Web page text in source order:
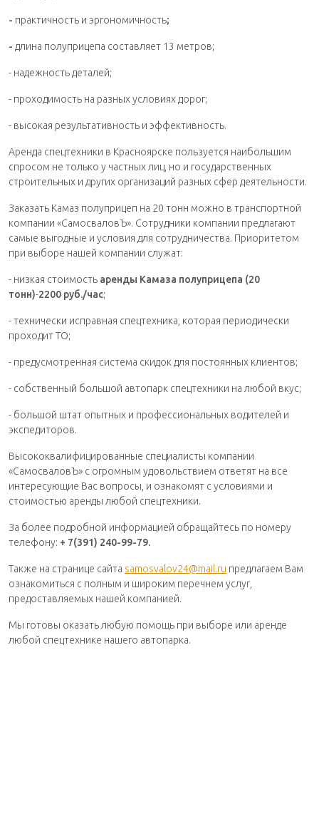
- практичность и эргономичность;
- длина полуприцепа составляет 13 метров;
- надежность деталей;
- проходимость на разных условиях дорог;
- высокая результативность и эффективность.
Аренда спецтехники в Красноярске пользуется наибольшим
спросом не только у частных лиц, но и государственных
строительных и других организаций разных сфер деятельности.
Заказать Камаз полуприцеп на 20 тонн можно в транспортной
компании «СамосваловЪ». Сотрудники компании предлагают
самые выгодные и условия для сотрудничества. Приоритетом
при выборе нашей компании служат:
- низкая стоимость аренды Камаза полуприцепа (20
тонн)-2200 руб./час;
- технически исправная спецтехника, которая периодически
проходит ТО;
- предусмотренная система скидок для постоянных клиентов;
- собственный большой автопарк спецтехники на любой вкус;
- большой штат опытных и профессиональных водителей и
экспедиторов.
Высококвалифицированные специалисты компании
«СамосваловЪ» с огромным удовольствием ответят на все
интересующие Вас вопросы, и ознакомят с условиями и
стоимостью аренды любой спецтехники.
За более подробной информацией обращайтесь по номеру
телефону: + 7(391) 240-99-79.
Также на странице сайта samosvalov24@mail.ru предлагаем Вам
ознакомиться с полным и широким перечнем услуг,
предоставляемых нашей компанией.
Мы готовы оказать любую помощь при выборе или аренде
любой спецтехнике нашего автопарка.